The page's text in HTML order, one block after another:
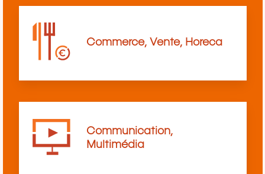
Commerce, Vente, Horeca
Communication,
Multimédia